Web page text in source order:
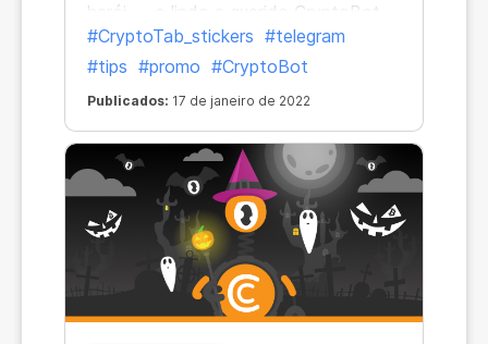
herói — o lindo e querido CryptoBot.
Isso significa para você mais
atividades diárias e divertidas, bem
como truques e travessuras com o
belo robô laranja! Quais são as outras
coisas que ele pode fazer? Ele tem
algum superpoder?
#CryptoTab_stickers #telegram
#tips #promo #CryptoBot
Publicados: 17 de janeiro de 2022